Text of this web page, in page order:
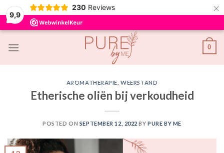
9,9
230 Reviews ×
Skip
0
AROMATHERAPIE ,WEERSTAND
Etherische oliën bij verkoudheid
POSTED ON SEPTEMBER 12, 2022 BYPURE BY ME